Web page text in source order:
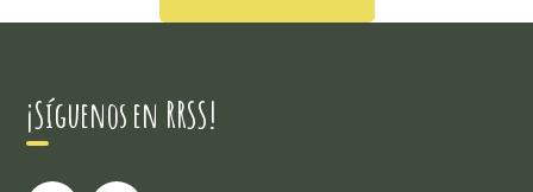
¡Síguenos en RRSS!